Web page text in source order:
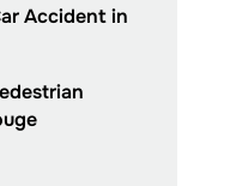
Accident in